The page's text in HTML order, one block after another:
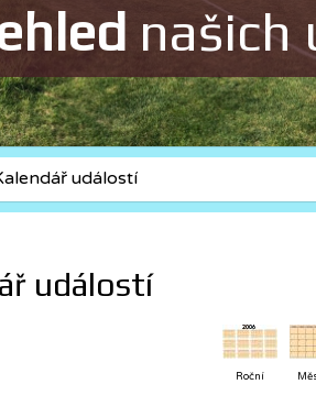
našich
událostí
událostí
Roční